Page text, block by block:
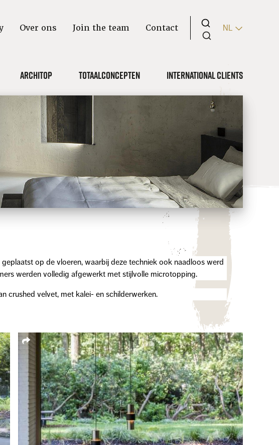
Over ons Join the team Contact NL
Architop Totaalconcepten International clients
op de vloeren, waarbij deze techniek ook naadloos werd
werden volledig afgewerkt met stijlvolle microtopping.
crushed velvet, met kalei- en schilderwerken.